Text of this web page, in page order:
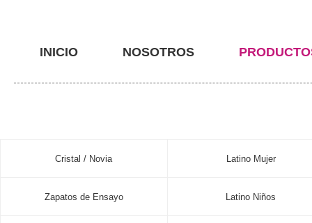
INICIO NOSOTROS
Cristal / Novia Latino Mujer
Zapatos de Ensayo Latino Niños